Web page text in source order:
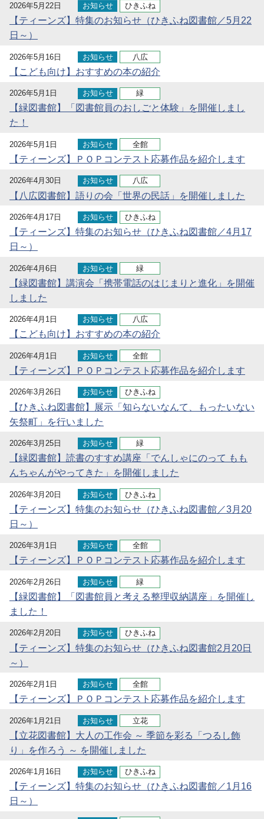
2026年5月22日 お知らせ ひきふね
【ティーンズ】特集のお知らせ（ひきふね図書館／5月22
日～）
2026年5月16日 お知らせ 八広
【こども向け】おすすめの本の紹介
2026年5月1日 お知らせ 緑
【緑図書館】「図書館員のおしごと体験」を開催しまし
た！
2026年5月1日 お知らせ 全館
【ティーンズ】ＰＯＰコンテスト応募作品を紹介します
2026年4月30日 お知らせ 八広
【八広図書館】語りの会「世界の民話」を開催しました
2026年4月17日 お知らせ ひきふね
【ティーンズ】特集のお知らせ（ひきふね図書館／4月17
日～）
2026年4月6日 お知らせ 緑
【緑図書館】講演会「携帯電話のはじまりと進化」を開催
しました
2026年4月1日 お知らせ 八広
【こども向け】おすすめの本の紹介
2026年4月1日 お知らせ 全館
【ティーンズ】ＰＯＰコンテスト応募作品を紹介します
2026年3月26日 お知らせ ひきふね
【ひきふね図書館】展示「知らないなんて、もったいない
矢祭町」を行いました
2026年3月25日 お知らせ 緑
【緑図書館】読書のすすめ講座「でんしゃにのって もも
んちゃんがやってきた」を開催しました
2026年3月20日 お知らせ ひきふね
【ティーンズ】特集のお知らせ（ひきふね図書館／3月20
日～）
2026年3月1日 お知らせ 全館
【ティーンズ】ＰＯＰコンテスト応募作品を紹介します
2026年2月26日 お知らせ 緑
【緑図書館】「図書館員と考える整理収納講座」を開催し
ました！
2026年2月20日 お知らせ ひきふね
【ティーンズ】特集のお知らせ（ひきふね図書館2月20日
～）
2026年2月1日 お知らせ 全館
【ティーンズ】ＰＯＰコンテスト応募作品を紹介します
2026年1月21日 お知らせ 立花
【立花図書館】大人の工作会 ～ 季節を彩る「つるし飾
り」を作ろう ～ を開催しました
2026年1月16日 お知らせ ひきふね
【ティーンズ】特集のお知らせ（ひきふね図書館／1月16
日～）